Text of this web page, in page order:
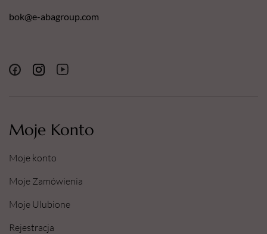
Moje Konto
Moje konto
Moje Zamówienia
Moje Ulubione
Rejestracja
bok@e-abagroup.com